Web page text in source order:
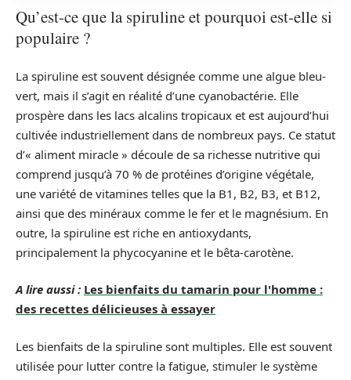
Qu’est-ce que la spiruline et pourquoi est-elle si
populaire ?
La spiruline est souvent désignée comme une algue bleu-
vert, mais il s’agit en réalité d’une cyanobactérie. Elle
prospère dans les lacs alcalins tropicaux et est aujourd’hui
cultivée industriellement dans de nombreux pays. Ce statut
d’« aliment miracle » découle de sa richesse nutritive qui
comprend jusqu’à 70 % de protéines d’origine végétale,
une variété de vitamines telles que la B1, B2, B3, et B12,
ainsi que des minéraux comme le fer et le magnésium. En
outre, la spiruline est riche en antioxydants,
principalement la phycocyanine et le bêta-carotène.
A lire aussi : Les bienfaits du tamarin pour l'homme :
des recettes délicieuses à essayer
Les bienfaits de la spiruline sont multiples. Elle est souvent
utilisée pour lutter contre la fatigue, stimuler le système